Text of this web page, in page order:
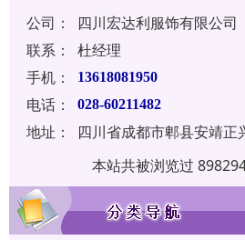
公司：
四川宏达利服饰有限公司
联系：
杜经理
手机：
13618081950
电话： 028-60211482
地址：
四川省成都市郫县安靖正
本站共被浏览过